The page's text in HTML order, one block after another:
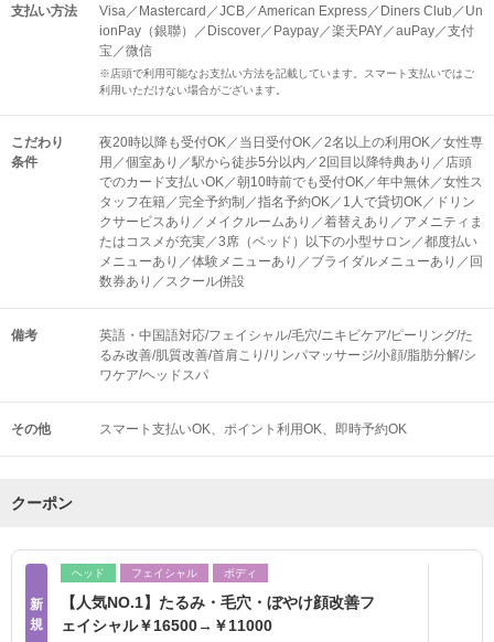
支払い方法
Visa／Mastercard／JCB／American Express／Diners Club／Un
ionPay（銀聯）／Discover／Paypay／楽天PAY／auPay／支付
宝／微信
※店頭で利用可能なお支払い方法を記載しています。スマート支払いではご
利用いただけない場合がございます。
こだわり
条件
夜20時以降も受付OK／当日受付OK／2名以上の利用OK／女性専
用／個室あり／駅から徒歩5分以内／2回目以降特典あり／店頭
でのカード支払いOK／朝10時前でも受付OK／年中無休／女性ス
タッフ在籍／完全予約制／指名予約OK／1人で貸切OK／ドリン
クサービスあり／メイクルームあり／着替えあり／アメニティま
たはコスメが充実／3席（ベッド）以下の小型サロン／都度払い
メニューあり／体験メニューあり／ブライダルメニューあり／回
数券あり／スクール併設
備考
英語・中国語対応/フェイシャル/毛穴/ニキビケア/ピーリング/た
るみ改善/肌質改善/首肩こり/リンパマッサージ/小顔/脂肪分解/シ
ワケア/ヘッドスパ
その他 スマート支払いOK ポイント利用OK 即時予約OK
クーポン
新
規
ヘッド フェイシャル ボディ
【人気NO.1】たるみ・毛穴・ぼやけ顔改善フ
ェイシャル￥16500→￥11000